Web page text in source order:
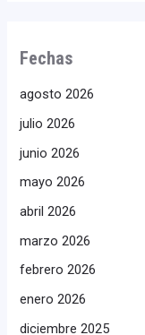
Fechas
agosto 2026
julio 2026
junio 2026
mayo 2026
abril 2026
marzo 2026
febrero 2026
enero 2026
diciembre 2025